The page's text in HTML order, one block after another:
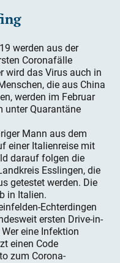
werden aus der
Coronafälle
wird das Virus auch in
die aus China
werden im Februar
unter Quarantäne
Mann aus dem
einer Italienreise mit
darauf folgen die
Esslingen, die
getestet werden. Die
in Italien.
Echterdingen
ersten Drive-in-
eine Infektion
einen Code
zum Corona­